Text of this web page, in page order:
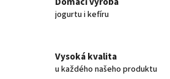
r
jogurtu i kefíru
Vysoká kvalita
u každého našeho produktu